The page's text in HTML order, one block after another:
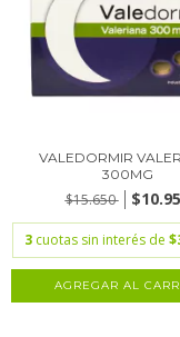
VALEDORMIR
300MG
$15.650
3 cuotas sin interés de